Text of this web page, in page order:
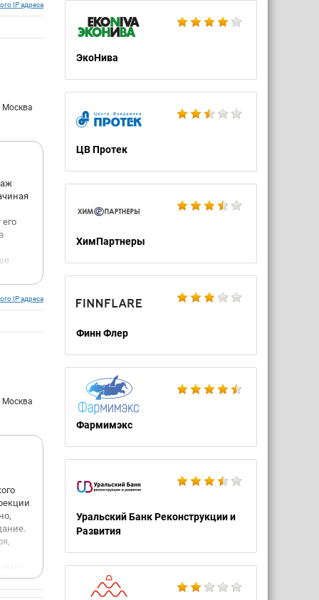
ЭкоНива
ЦВ Протек
ХимПартнеры
Финн Флер
Фармимэкс
Уральский Банк Реконструкции и
Развития
IP адреса
Москва
Кого
IP адреса
Москва